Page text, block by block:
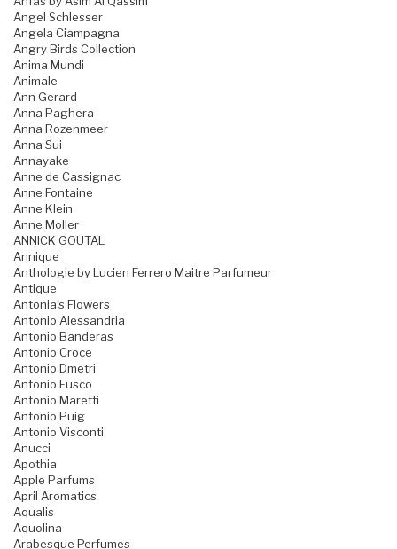
Angel Schlesser
Angela Ciampagna
Angry Birds Collection
Anima Mundi
Animale
Ann Gerard
Anna Paghera
Anna Rozenmeer
Anna Sui
Annayake
Anne de Cassignac
Anne Fontaine
Anne Klein
Anne Moller
ANNICK GOUTAL
Annique
Anthologie by Lucien Ferrero Maitre Parfumeur
Antique
Antonia's Flowers
Antonio Alessandria
Antonio Banderas
Antonio Croce
Antonio Dmetri
Antonio Fusco
Antonio Maretti
Antonio Puig
Antonio Visconti
Anucci
Apothia
Apple Parfums
April Aromatics
Aqualis
Aquolina
Arabesque Perfumes